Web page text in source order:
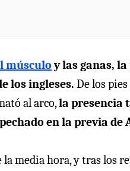
músculoy las ganas,
los ingleses. De los
al arco,la presencia
en la previa de
la media hora, y tras los